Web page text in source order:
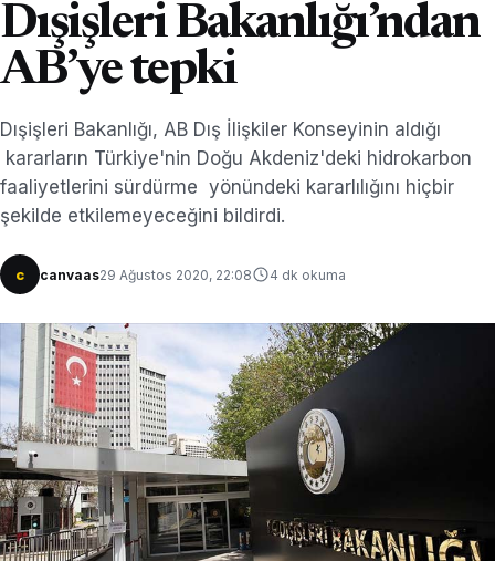
Dışişleri Bakanlığı’ndan
AB’ye tepki
Dışişleri Bakanlığı, AB Dış İlişkiler Konseyinin aldığı
kararların Türkiye'nin Doğu Akdeniz'deki hidrokarbon
faaliyetlerini sürdürme yönündeki kararlılığını hiçbir
şekilde etkilemeyeceğini bildirdi.
c canvaas29 Ağustos 2020, 22:08 4 dk okuma